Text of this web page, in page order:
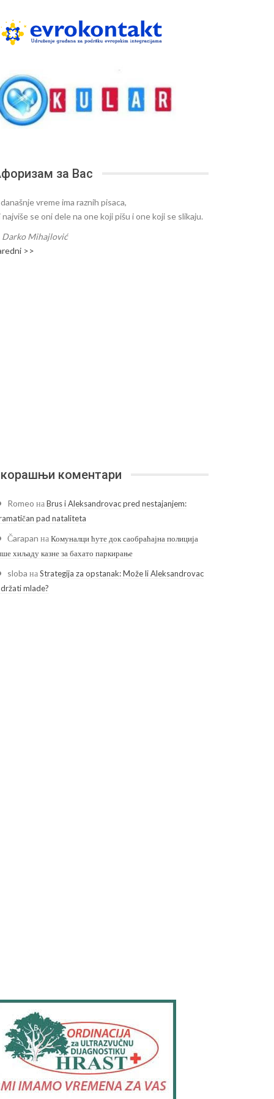
за Вас
vreme ima raznih pisaca,
najviše se oni dele na one koji pišu i one koji se slikaju.
Darko Mihajlović
>>
коментари
Romeo наBrus i Aleksandrovac pred nestajanjem:
pad nataliteta
Čarapan наКомуналци ћуте док саобраћајна полиција
хиљаду казне за бахато паркирање
sloba наStrategija za opstanak: Može li Aleksandrovac
mlade?